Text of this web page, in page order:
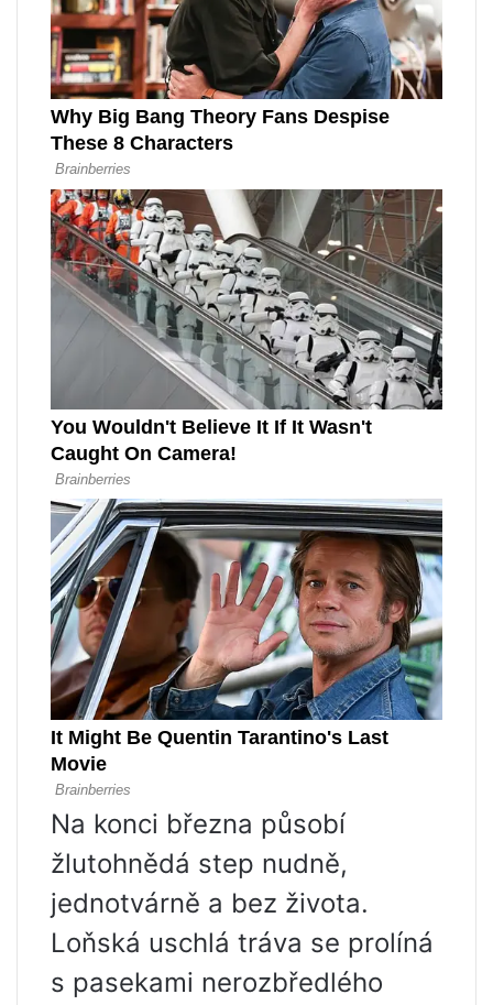
Na konci března působí
žlutohnědá step nudně,
jednotvárně a bez života.
Loňská uschlá tráva se prolíná
s pasekami nerozbředlého